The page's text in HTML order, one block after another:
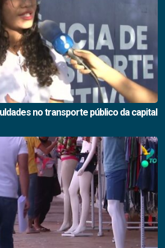
no transporte público da capital